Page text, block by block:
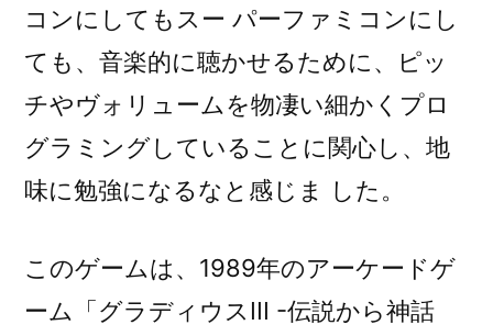
コンにしてもスー パーファミコンにし
ても、音楽的に聴かせるために、ピッ
チやヴォリュームを物凄い細かくプロ
グラミングしていることに関心し、地
味に勉強になるなと感じま した。
このゲームは、1989年のアーケードゲ
ーム「グラディウスIII -伝説から神話